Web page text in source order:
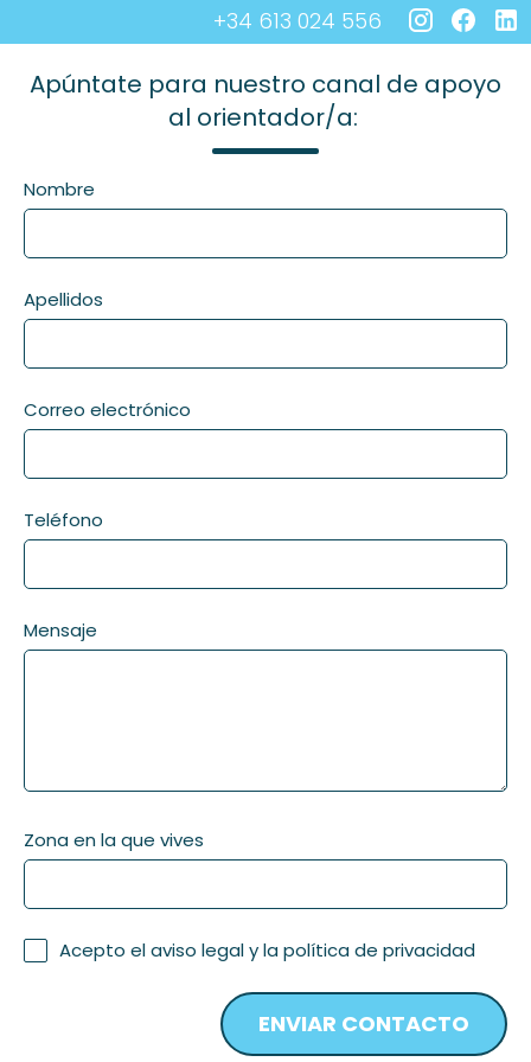
+34 613 024 556
Apúntate para nuestro canal de apoyo
al orientador/a:
Nombre
Apellidos
Correo electrónico
Teléfono
Mensaje
Zona en la que vives
Acepto elaviso legaly la política de privacidad
ENVIAR CONTACTO